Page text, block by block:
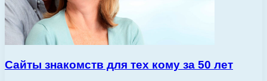
Сайты знакомств для тех кому за 50 лет